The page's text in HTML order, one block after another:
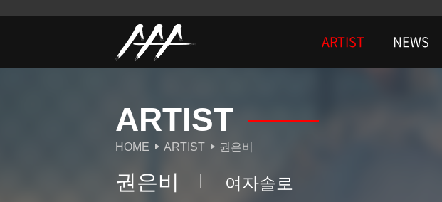
ARTIST NEWS
ARTIST
HOME ARTIST 권은비
권은비 여자솔로